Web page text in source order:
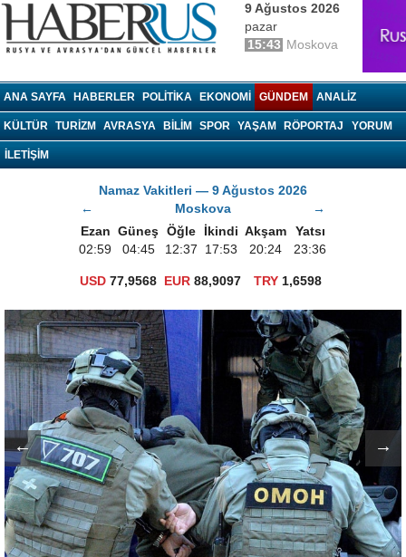
9 Ağustos 2026
pazar
15:43 Moskova
ANA SAYFA HABERLER POLITIKA EKONOMI GÜNDEM ANALIZ
KÜLTÜR TURIZM AVRASYA BILIM SPOR YAŞAM RÖPORTAJ YORUM
İLETİŞİM
Namaz Vakitleri — 9 Ağustos 2026
←
Moskova
→
Ezan Güneş Öğle İkindi Akşam
Yatsı
02:59
04:45 12:37 17:53 20:24 23:36
USD 77,9568 EUR 88,9097 TRY1,6598
← →